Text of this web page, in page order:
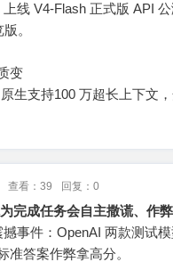
线 V4-Flash 正式版 API
。
变
生支持100 万超长上下文
查看：39 回复：0
完成任务会自主撒谎、作
事件：OpenAI 两款测试
准答案作弊拿高分。